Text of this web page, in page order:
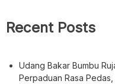
Recent Posts
Udang Bakar Bumbu
Perpaduan Rasa